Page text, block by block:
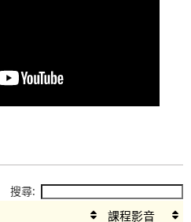
搜尋:
課程影音